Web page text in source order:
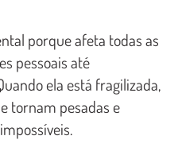
porque afeta todas as
pessoais até
ela está fragilizada,
tornam pesadas e